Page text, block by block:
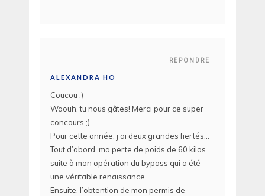
REPONDRE
ALEXANDRA HO
Coucou :)
Waouh, tu nous gâtes! Merci pour ce super
concours ;)
Pour cette année, j’ai deux grandes fiertés…
Tout d’abord, ma perte de poids de 60 kilos
suite à mon opération du bypass qui a été
une véritable renaissance.
Ensuite, l’obtention de mon permis de